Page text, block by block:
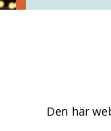
Jag
Den här